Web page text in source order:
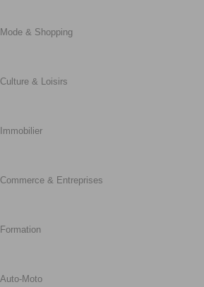
Mode & Shopping
Culture & Loisirs
Immobilier
Commerce & Entreprises
Formation
Auto-Moto